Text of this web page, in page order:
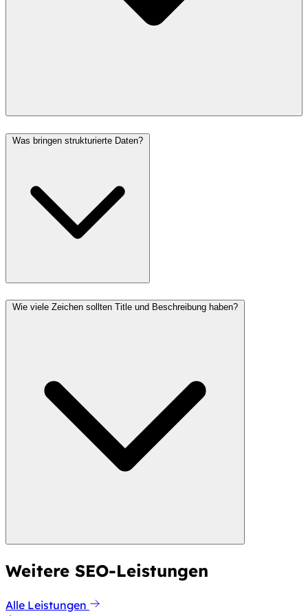
Was bringen strukturierte Daten?
Wie viele Zeichen sollten Title und Beschreibung haben?
Weitere SEO-Leistungen
Alle Leistungen